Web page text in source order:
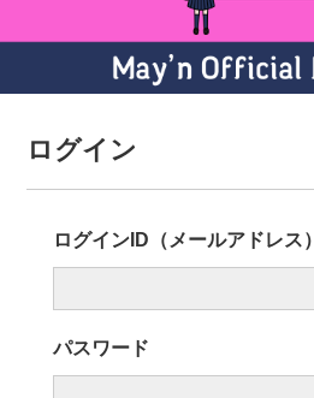
ログイン
ログインID（メールアドレス）
パスワード